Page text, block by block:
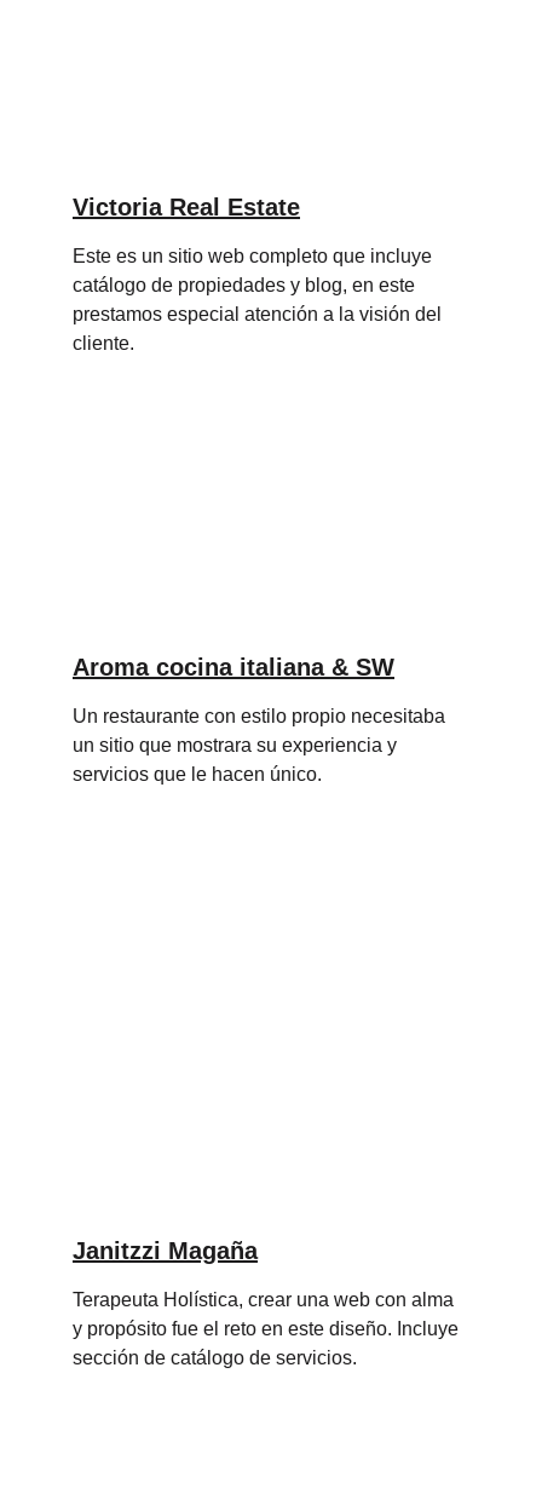
Victoria Real Estate
Este es un sitio web completo que incluye
catálogo de propiedades y blog, en este
prestamos especial atención a la visión del
cliente.
Aroma cocina italiana & SW
Un restaurante con estilo propio necesitaba
un sitio que mostrara su experiencia y
servicios que le hacen único.
Janitzzi Magaña
Terapeuta Holística, crear una web con alma
y propósito fue el reto en este diseño. Incluye
sección de catálogo de servicios.